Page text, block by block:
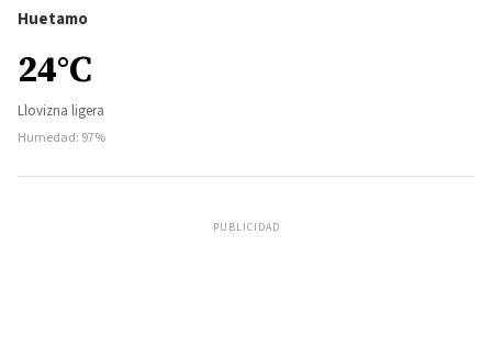
Huetamo
24°C
Llovizna ligera
Humedad: 97%
PUBLICIDAD